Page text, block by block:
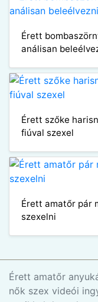
Érett
análisan
Érett szőke
fiúval szexel
Érett amatőr pár
szexelni
Érett amatőr
nők szex videói